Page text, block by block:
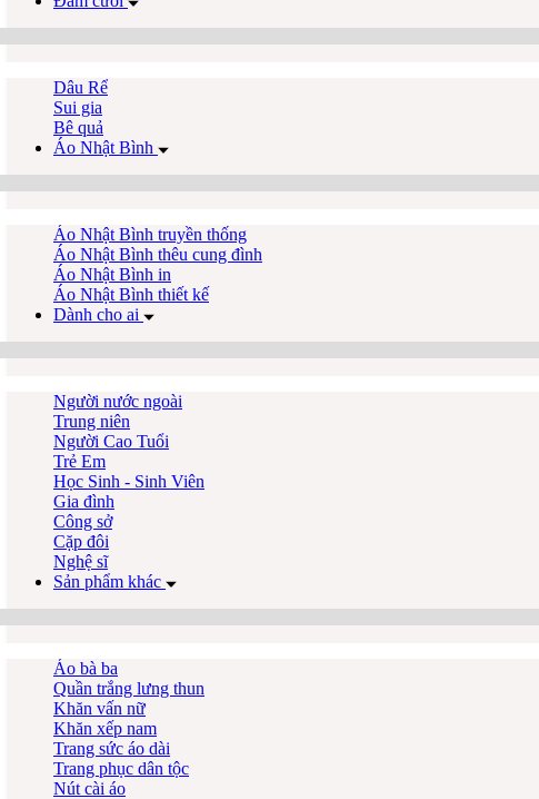
Dâu Rể
Sui gia
Bê quả
Áo Nhật Bình
Áo Nhật Bình truyền thống
Áo Nhật Bình thêu cung đình
Áo Nhật Bình in
Áo Nhật Bình thiết kế
Dành cho ai
Người nước ngoài
Trung niên
Người Cao Tuổi
Trẻ Em
Học Sinh - Sinh Viên
Gia đình
Công sở
Cặp đôi
Nghệ sĩ
Sản phẩm khác
Áo bà ba
Quần trắng lưng thun
Khăn vấn nữ
Khăn xếp nam
Trang sức áo dài
Trang phục dân tộc
Nút cài áo